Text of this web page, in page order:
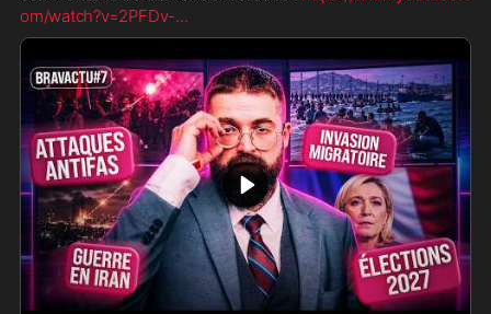
om/watch?v=2PFDv-...